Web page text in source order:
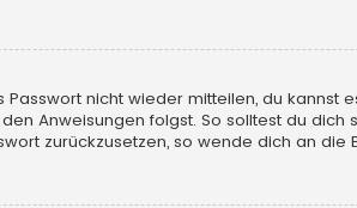
nicht wieder mitteilen, du
Anweisungen folgst. So solltest du
zurückzusetzen, so wende dich an die